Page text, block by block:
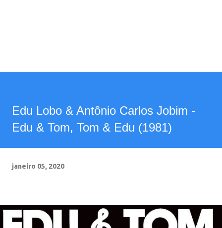
Edu Lobo & Antônio Carlos Jobim -
Edu & Tom, Tom & Edu (1981)
janeiro 05, 2020